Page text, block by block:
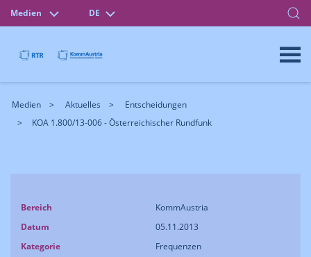
Medien DE
Medien Aktuelles
Entscheidungen
KOA 1.800/13-006 - Österreichischer Rundfunk
Bereich
KommAustria
Datum
05.11.2013
Kategorie
Frequenzen